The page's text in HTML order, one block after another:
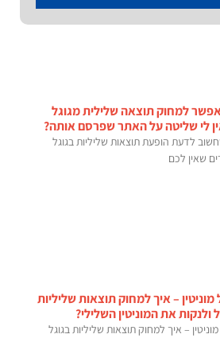
למחוק תוצאה שלילית מגוגל
לי שליטה על האתר שפרסם אותה?
לדעת הופעת תוצאות שליליות בגוגל
שאין לכם
מוניטין – איך למחוק תוצאות שליליות
ולנקות את המוניטין השלילי?
מוניטין – איך למחוק תוצאות שליליות בגוגל